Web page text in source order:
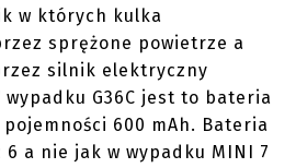
w których kulka
sprężone powietrze a
silnik elektryczny
G36C jest to bateria
pojemności 600 mAh. Bateria
6 a nie jak w wypadku MINI 7